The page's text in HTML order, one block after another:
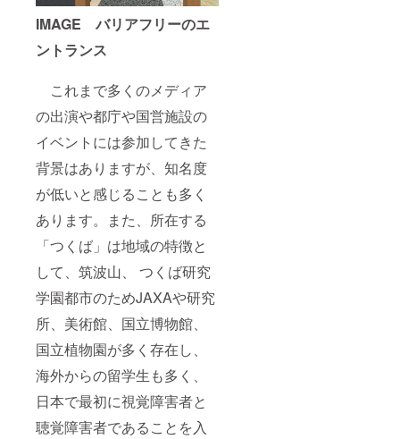
IMAGE バリアフリーのエ
ントランス
これまで多くのメディア
の出演や都庁や国営施設の
イベントには参加してきた
背景はありますが、知名度
が低いと感じることも多く
あります。また、所在する
「つくば」は地域の特徴と
して、筑波山、 つくば研究
学園都市のためJAXAや研究
所、美術館、国立博物館、
国立植物園が多く存在し、
海外からの留学生も多く、
日本で最初に視覚障害者と
聴覚障害者であることを入